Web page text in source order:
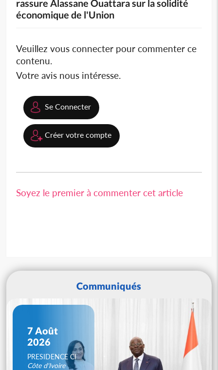
rassure Alassane Ouattara sur la solidité
économique de l'Union
Veuillez vous connecter pour commenter ce
contenu.
Votre avis nous intéresse.
Se Connecter
Créer votre compte
Soyez le premier à commenter cet article
Communiqués
7 Août
2026
PRESIDENCE CI
Côte d'Ivoire